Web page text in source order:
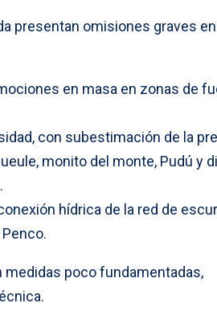
presentan omisiones graves
en masa en zonas de
con subestimación de la
monito del monte, Pudú y
hídrica de la red de
medidas poco fundamentadas,